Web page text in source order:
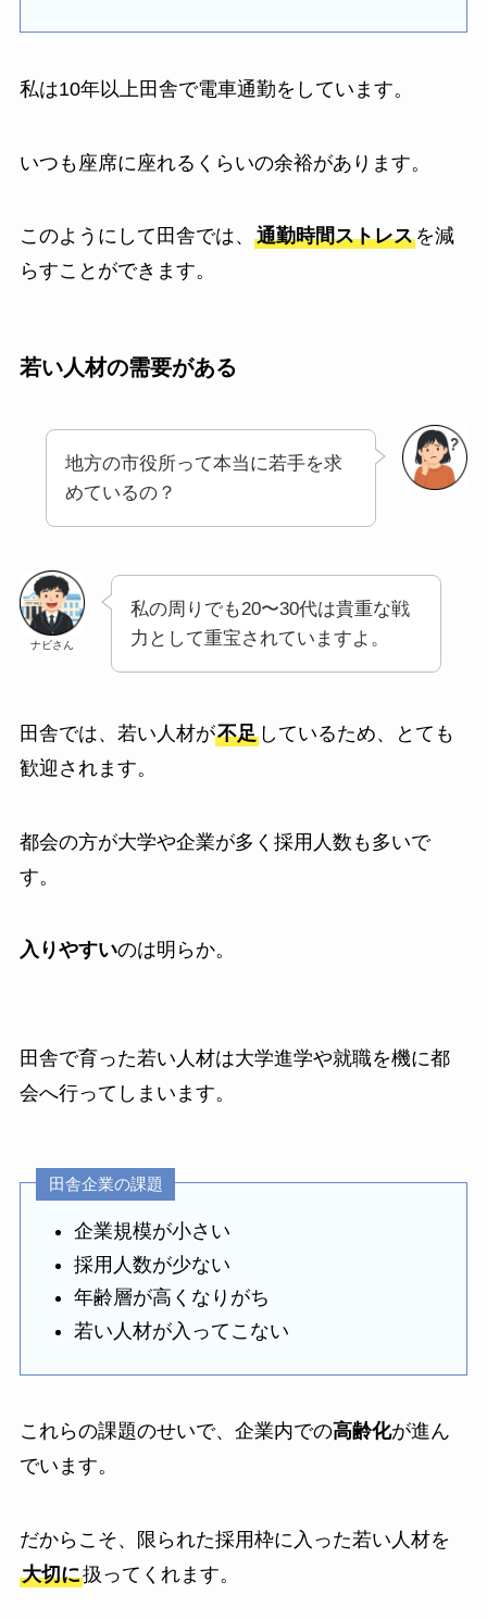
私は10年以上田舎で電車通勤をしています。
いつも座席に座れるくらいの余裕があります。
このようにして田舎では、 通勤時間ストレスを減
らすことができます。
若い人材の需要がある
地方の市役所って本当に若手を求
めているの？
ナビさん
私の周りでも20〜30代は貴重な戦
力として重宝されていますよ。
田舎では、若い人材が不足しているため、とても
歓迎されます。
都会の方が大学や企業が多く採用人数も多いで
す。
入りやすいのは明らか。
田舎で育った若い人材は大学進学や就職を機に都
会へ行ってしまいます。
田舎企業の課題
企業規模が小さい
採用人数が少ない
年齢層が高くなりがち
若い人材が入ってこない
これらの課題のせいで、企業内での高齢化が進ん
でいます。
だからこそ、限られた採用枠に入った若い人材を
大切に扱ってくれます。